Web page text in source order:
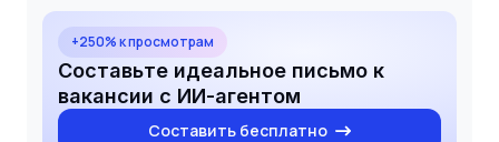
позволяет не просто предоставлять цифры, а
находить точки роста для бизнеса. Буду рад
обсудить, как мой опыт поможет вашей
цифровой экосистеме стать еще более
технологичной.
+250% к просмотрам
Составьте идеальное письмо к
вакансии с ИИ-агентом
Составить бесплатно